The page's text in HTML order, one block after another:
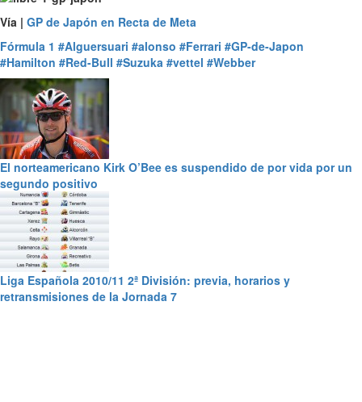
Vía | GP de Japón en Recta de Meta
Fórmula 1 #Alguersuari #alonso #Ferrari #GP-de-Japon
#Hamilton #Red-Bull #Suzuka #vettel #Webber
El norteamericano Kirk O’Bee es suspendido de por vida por un
segundo positivo
Liga Española 2010/11 2ª División: previa, horarios y
retransmisiones de la Jornada 7